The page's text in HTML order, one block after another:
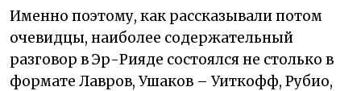
Именно поэтому, как рассказывали потом
очевидцы, наиболее содержательный
разговор в Эр-Рияде состоялся не столько в
формате Лавров, Ушаков – Уиткофф, Рубио,